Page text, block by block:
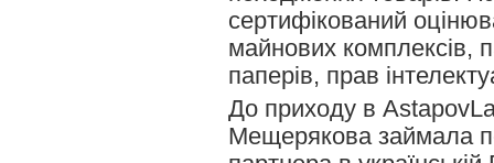
сертифікований
майнових комплексів,
паперів, прав
До приходу в
Мещерякова займала